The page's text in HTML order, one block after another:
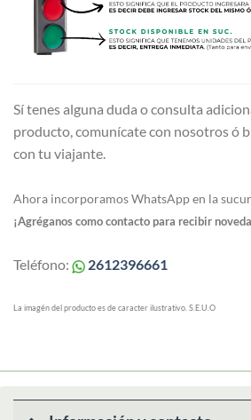
Sí tenes alguna duda o consulta
producto, comunícate con nosotros ó
con tu viajante.
Ahora incorporamos WhatsApp en la
¡Agréganos como contacto para recibir
Teléfono: 2612396661
La imagén del producto es de caracter ilustrativo. S.E.U.O